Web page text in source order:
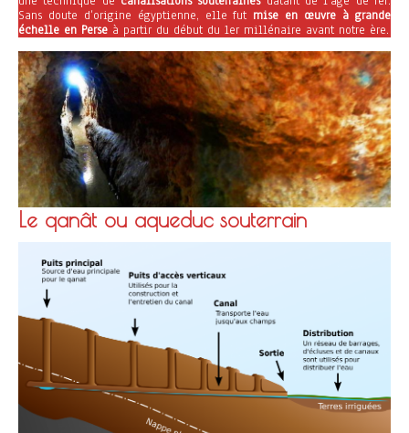
Sans doute d’origine égyptienne, elle fut mise en œuvre à grande
échelle en Perse à partir du début du 1er millénaire avant notre ère.
Le qanât ou aqueduc souterrain